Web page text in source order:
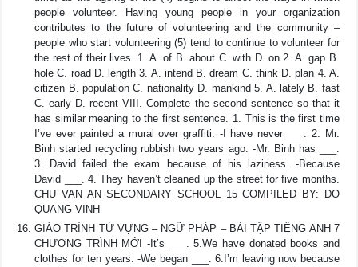
people volunteer. Having young people in your organization
contributes to the future of volunteering and the community –
people who start volunteering (5) tend to continue to volunteer for
the rest of their lives. 1. A. of B. about C. with D. on 2. A. gap B.
hole C. road D. length 3. A. intend B. dream C. think D. plan 4. A.
citizen B. population C. nationality D. mankind 5. A. lately B. fast
C. early D. recent VIII. Complete the second sentence so that it
has similar meaning to the first sentence. 1. This is the first time
I’ve ever painted a mural over graffiti. -I have never ___. 2. Mr.
Binh started recycling rubbish two years ago. -Mr. Binh has ___.
3. David failed the exam because of his laziness. -Because
David ___. 4. They haven’t cleaned up the street for five months.
CHU VAN AN SECONDARY SCHOOL 15 COMPILED BY: DO
QUANG VINH
GIÁO TRÌNH TỪ VỰNG – NGỮ PHÁP – BÀI TẬP TIẾNG ANH 7
CHƯƠNG TRÌNH MỚI -It’s ___. 5.We have donated books and
clothes for ten years. -We began ___. 6.I’m leaving now because